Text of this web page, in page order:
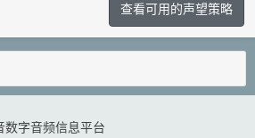
查看可用的声望策略
数字音频信息平台